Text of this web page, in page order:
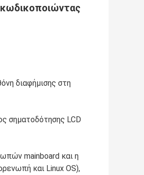
διαφήμισης στη
σηματοδότησης LCD
mainboard και η
και Linux OS),